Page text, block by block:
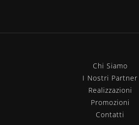
Chi Siamo
I Nostri Partner
Realizzazioni
Promozioni
Contatti